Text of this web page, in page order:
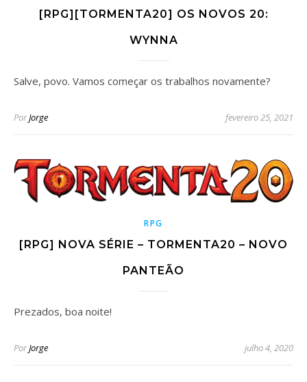
[RPG][TORMENTA20] OS NOVOS 20:
WYNNA
Salve, povo. Vamos começar os trabalhos novamente?
PorJorge fevereiro 25, 2021
RPG
[RPG] NOVA SÉRIE – TORMENTA20 – NOVO
PANTEÃO
Prezados, boa noite!
PorJorge julho 4, 2020